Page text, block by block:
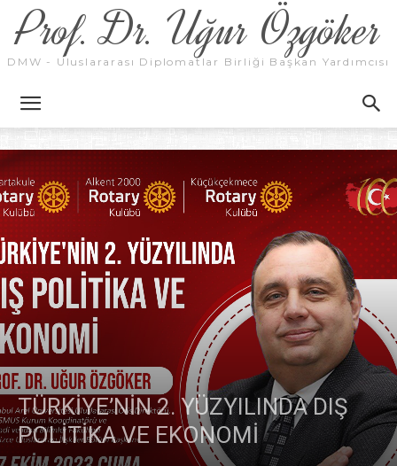
Prof. Dr. Uğur Özgöker
DMW - Uluslararası Diplomatlar Birliği Başkan Yardımcısı
TÜRKİYE’NİN 2. YÜZYILINDA DIŞ
POLİTİKA VE EKONOMİ